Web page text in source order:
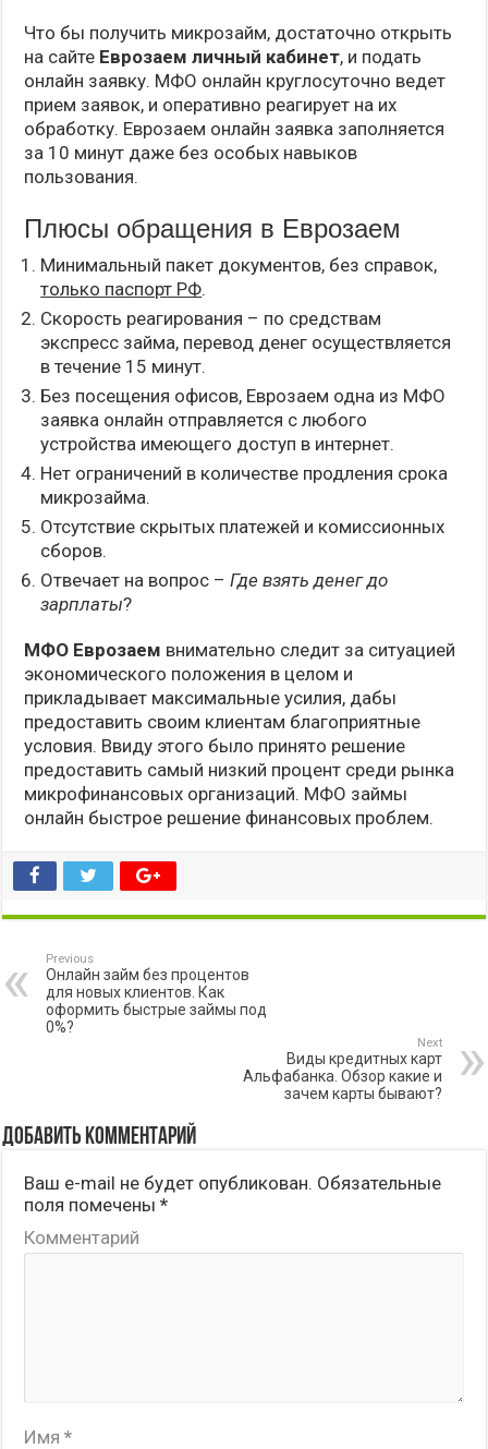
Что бы получить микрозайм, достаточно открыть
на сайте Еврозаем личный кабинет, и подать
онлайн заявку. МФО онлайн круглосуточно ведет
прием заявок, и оперативно реагирует на их
обработку. Еврозаем онлайн заявка заполняется
за 10 минут даже без особых навыков
пользования.
Плюсы обращения в Еврозаем
Минимальный пакет документов, без справок,
только паспорт РФ.
Скорость реагирования – по средствам
экспресс займа, перевод денег осуществляется
в течение 15 минут.
Без посещения офисов, Еврозаем одна из МФО
заявка онлайн отправляется с любого
устройства имеющего доступ в интернет.
Нет ограничений в количестве продления срока
микрозайма.
Отсутствие скрытых платежей и комиссионных
сборов.
Отвечает на вопрос –Где взять денег до
зарплаты?
МФО Еврозаем внимательно следит за ситуацией
экономического положения в целом и
прикладывает максимальные усилия, дабы
предоставить своим клиентам благоприятные
условия. Ввиду этого было принято решение
предоставить самый низкий процент среди рынка
микрофинансовых организаций. МФО займы
онлайн быстрое решение финансовых проблем.
Previous
Онлайн займ без процентов
для новых клиентов. Как
оформить быстрые займы под
0%?
Next
Виды кредитных карт
Альфабанка. Обзор какие и
зачем карты бывают?
Добавить комментарий
Ваш e-mail не будет опубликован. Обязательные
поля помечены*
Комментарий
Имя*